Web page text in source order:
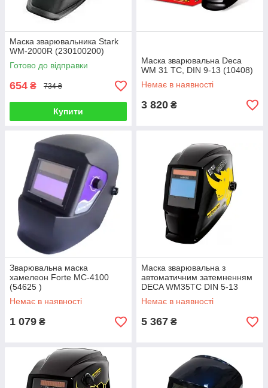
Маска зварювальника Stark
WM-2000R (230100200)
Готово до відправки
654 ₴ 734 ₴
Купити
Маска зварювальна Deca
WM 31 TC, DIN 9-13 (10408)
Немає в наявності
3 820 ₴
Зварювальна маска
хамелеон Forte MC-4100
(54625 )
Немає в наявності
1 079 ₴
Маска зварювальна з
автоматичним затемненням
DECA WM35TC DIN 5-13
(010412)
Немає в наявності
5 367 ₴